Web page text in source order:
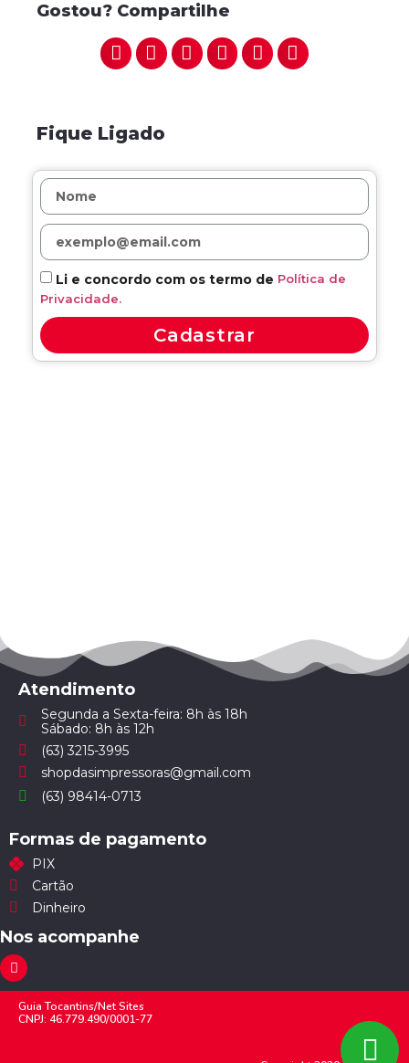
Gostou? Compartilhe
Fique Ligado
Li e concordo com os termo de Política de
Privacidade.
Cadastrar
Atendimento
Segunda a Sexta-feira: 8h às 18h
Sábado: 8h às 12h
(63) 3215-3995
shopdasimpressoras@gmail.com
(63) 98414-0713
Formas de pagamento
PIX
Cartão
Dinheiro
Nos acompanhe
Guia Tocantins/Net Sites
CNPJ: 46.779.490/0001-77